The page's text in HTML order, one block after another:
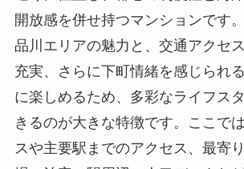
開放感を併せ持つマンションです
品川エリアの魅力と、交通アクセ
充実、さらに下町情緒を感じられ
に楽しめるため、多彩なライフス
きるのが大きな特徴です。ここで
スや主要駅までのアクセス、最寄